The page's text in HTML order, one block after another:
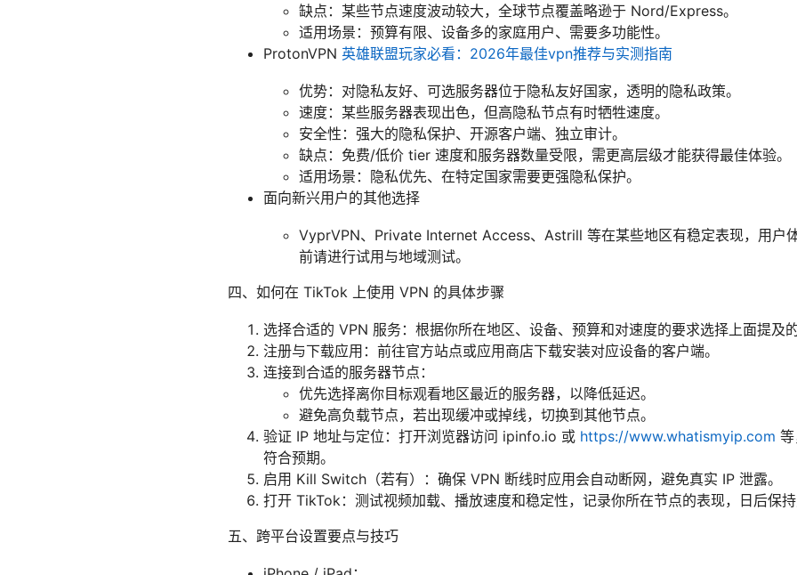
缺点：某些节点速度波动较大，全球节点覆盖略逊于 Nord/Express。
适用场景：预算有限、设备多的家庭用户、需要多功能性。
ProtonVPN 英雄联盟玩家必看：2026年最佳vpn推荐与实测指南
优势：对隐私友好、可选服务器位于隐私友好国家，透明的隐私政策。
速度：某些服务器表现出色，但高隐私节点有时牺牲速度。
安全性：强大的隐私保护、开源客户端、独立审计。
缺点：免费/低价 tier 速度和服务器数量受限，需更高层级才能获得最佳体验。
适用场景：隐私优先、在特定国家需要更强隐私保护。
面向新兴用户的其他选择
VyprVPN、Private Internet Access、Astrill 等在某些地区有稳定表现，用户
前请进行试用与地域测试。
四、如何在 TikTok 上使用 VPN 的具体步骤
选择合适的 VPN 服务：根据你所在地区、设备、预算和对速度的要求选择上面提及的
注册与下载应用：前往官方站点或应用商店下载安装对应设备的客户端。
连接到合适的服务器节点：
优先选择离你目标观看地区最近的服务器，以降低延迟。
避免高负载节点，若出现缓冲或掉线，切换到其他节点。
验证 IP 地址与定位：打开浏览器访问 ipinfo.io 或 https://www.whatismyip.com
符合预期。
启用 Kill Switch（若有）：确保 VPN 断线时应用会自动断网，避免真实 IP 泄露。
打开 TikTok：测试视频加载、播放速度和稳定性，记录你所在节点的表现，日后保持
五、跨平台设置要点与技巧